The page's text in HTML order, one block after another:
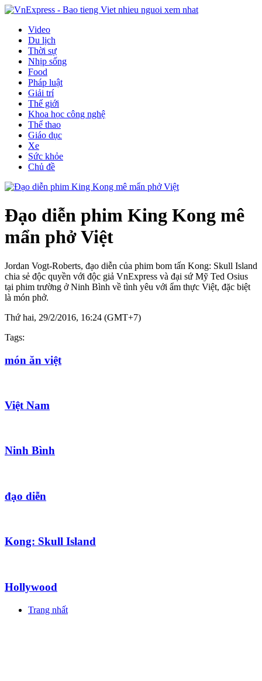
Video
Du lịch
Thời sự
Nhịp sống
Food
Pháp luật
Giải trí
Thế giới
Khoa học công nghệ
Thể thao
Giáo dục
Xe
Sức khỏe
Chủ đề
Đạo diễn phim King Kong mê
mẩn phở Việt
Jordan Vogt-Roberts, đạo diễn của phim bom tấn Kong: Skull Island
chia sẻ độc quyền với độc giả VnExpress và đại sứ Mỹ Ted Osius
tại phim trường ở Ninh Bình về tình yêu với ẩm thực Việt, đặc biệt
là món phở.
Thứ hai, 29/2/2016, 16:24 (GMT+7)
Tags:
món ăn việt
Việt Nam
Ninh Bình
đạo diễn
Kong: Skull Island
Hollywood
Trang nhất